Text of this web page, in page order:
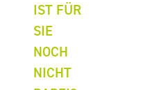
IST FÜR
SIE
NOCH
NICHT